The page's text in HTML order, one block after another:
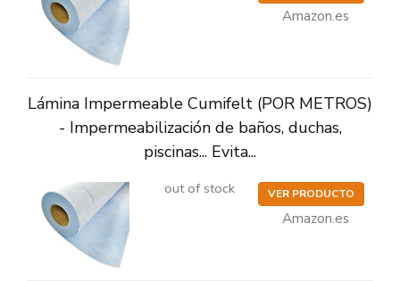
Amazon.es
Lámina Impermeable Cumifelt (POR METROS)
- Impermeabilización de baños, duchas,
piscinas... Evita...
out of stock VER PRODUCTO
Amazon.es